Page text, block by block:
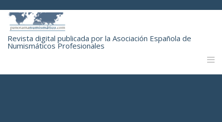
Revista digital publicada por la Asociación Española de
Numismáticos Profesionales